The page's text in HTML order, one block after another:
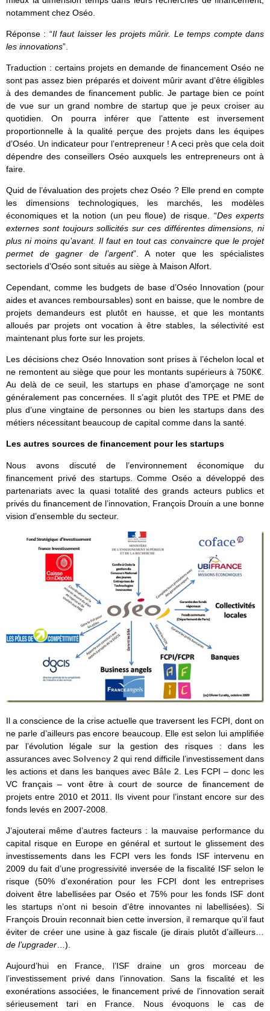
notamment chez Oséo.
Réponse : “Il faut laisser les projets mûrir. Le temps compte dans
les innovations”.
Traduction : certains projets en demande de financement Oséo ne
sont pas assez bien préparés et doivent mûrir avant d’être éligibles
à des demandes de financement public. Je partage bien ce point
de vue sur un grand nombre de startup que je peux croiser au
quotidien. On pourra inférer que l’attente est inversement
proportionnelle à la qualité perçue des projets dans les équipes
d’Oséo. Un indicateur pour l’entrepreneur ! A ceci près que cela doit
dépendre des conseillers Oséo auxquels les entrepreneurs ont à
faire.
Quid de l’évaluation des projets chez Oséo ? Elle prend en compte
les dimensions technologiques, les marchés, les modèles
économiques et la notion (un peu floue) de risque. “Des experts
externes sont toujours sollicités sur ces différentes dimensions, ni
plus ni moins qu’avant. Il faut en tout cas convaincre que le projet
permet de gagner de l’argent”. A noter que les spécialistes
sectoriels d’Oséo sont situés au siège à Maison Alfort.
Cependant, comme les budgets de base d’Oséo Innovation (pour
aides et avances remboursables) sont en baisse, que le nombre de
projets demandeurs est plutôt en hausse, et que les montants
alloués par projets ont vocation à être stables, la sélectivité est
maintenant plus forte sur les projets.
Les décisions chez Oséo Innovation sont prises à l’échelon local et
ne remontent au siège que pour les montants supérieurs à 750K€.
Au delà de ce seuil, les startups en phase d’amorçage ne sont
généralement pas concernées. Il s’agit plutôt des TPE et PME de
plus d’une vingtaine de personnes ou bien les startups dans des
métiers nécessitant beaucoup de capital comme dans la santé.
Les autres sources de financement pour les startups
Nous avons discuté de l’environnement économique du
financement privé des startups. Comme Oséo a développé des
partenariats avec la quasi totalité des grands acteurs publics et
privés du financement de l’innovation, François Drouin a une bonne
vision d’ensemble du secteur.
Il a conscience de la crise actuelle que traversent les FCPI, dont on
ne parle d’ailleurs pas encore beaucoup. Elle est selon lui amplifiée
par l’évolution légale sur la gestion des risques : dans les
assurances avec Solvency 2 qui rend difficile l’investissement dans
les actions et dans les banques avec Bâle 2 . Les FCPI – donc les
VC français – vont être à court de source de financement de
projets entre 2010 et 2011. Ils vivent pour l’instant encore sur des
fonds levés en 2007-2008.
J’ajouterai même d’autres facteurs : la mauvaise performance du
capital risque en Europe en général et surtout le glissement des
investissements dans les FCPI vers les fonds ISF intervenu en
2009 du fait d’une progressivité inversée de la fiscalité ISF selon le
risque (50% d’exonération pour les FCPI dont les entreprises
doivent être labellisées par Oséo et 75% pour les fonds ISF dont
les startups n’ont ni besoin d’être innovantes ni labellisées). Si
François Drouin reconnait bien cette inversion, il remarque qu’il faut
éviter de créer une usine à gaz fiscale (je dirais plutôt d’ailleurs…
de l’upgrader…).
Aujourd’hui en France, l’ISF draine un gros morceau de
l’investissement privé dans l’innovation. Sans la fiscalité et les
exonérations associées, le financement privé de l’innovation serait
sérieusement tari en France. Nous évoquons le cas de